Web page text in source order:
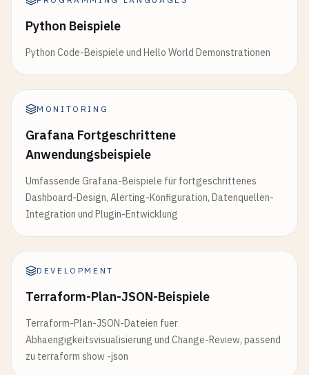
Python Beispiele
Python Code-Beispiele und Hello World Demonstrationen
MONITORING
Grafana Fortgeschrittene
Anwendungsbeispiele
Umfassende Grafana-Beispiele für fortgeschrittenes
Dashboard-Design, Alerting-Konfiguration, Datenquellen-
Integration und Plugin-Entwicklung
DEVELOPMENT
Terraform-Plan-JSON-Beispiele
Terraform-Plan-JSON-Dateien fuer
Abhaengigkeitsvisualisierung und Change-Review, passend
zu terraform show -json